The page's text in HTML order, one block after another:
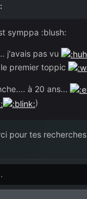
symppa :blush:
j'avais pas vu
premier toppic
à 20 ans...
)
pour tes recherches